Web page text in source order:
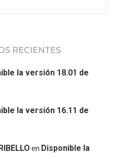
RECIENTES
la versión 18.01 de
la versión 16.11 de
en Disponible la